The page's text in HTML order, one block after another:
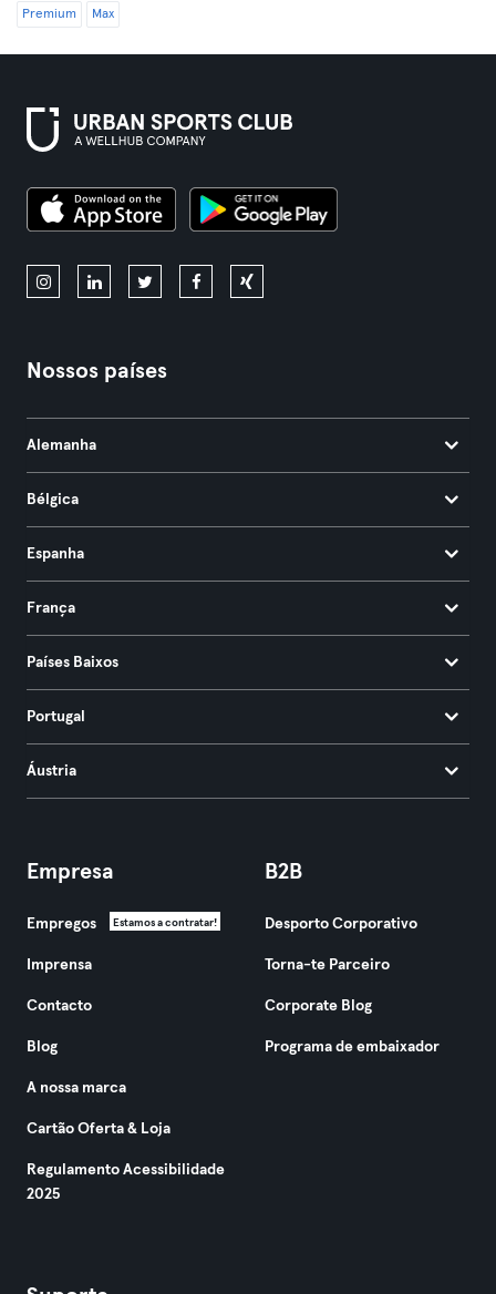
Premium Max
Nossos países
Alemanha
Bélgica
Espanha
França
Países Baixos
Portugal
Áustria
Empresa
Empregos Estamos a contratar!
Imprensa
Contacto
Blog
A nossa marca
Cartão Oferta & Loja
Regulamento Acessibilidade
2025
B2B
Desporto Corporativo
Torna-te Parceiro
Corporate Blog
Programa de embaixador